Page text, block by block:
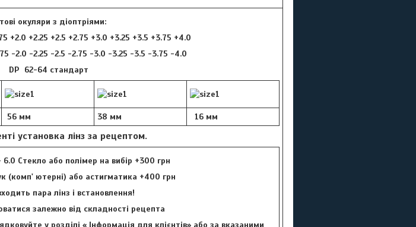
окуляри з діоптріями:
+2.0 +2.25 +2.5 +2.75 +3.0 +3.25 +3.5 +3.75 +4.0
-2.0 -2.25 -2.5 -2.75 -3.0 -3.25 -3.5 -3.75 -4.0
DP 62-64 стандарт
56 мм 38 мм 16 мм
установка лінз за рецептом.
Стекло або полімер на вибір +300 грн
(комп' ютерні) або астигматика +400 грн
пара лінз і встановлення!
залежно від складності рецепта
у розділі « Інформація для клієнтів» або за вказаними